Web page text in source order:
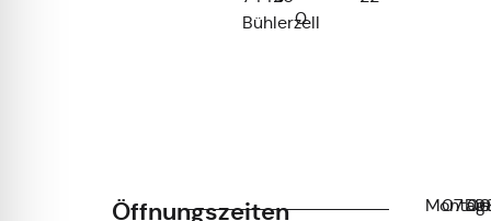
Bühlerzell
0
Öffnungszeiten Montag
07:00